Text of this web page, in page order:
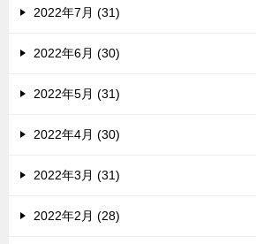
2022年7月 (31)
2022年6月 (30)
2022年5月 (31)
2022年4月 (30)
2022年3月 (31)
2022年2月 (28)